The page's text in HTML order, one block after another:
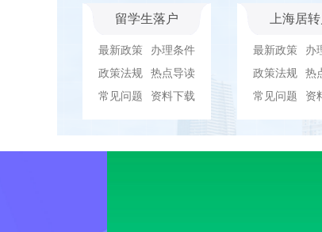
留学生落户
最新政策
办理条件
政策法规
热点导读
常见问题
资料下载
上海居
最新政策
办
政策法规
热
常见问题
资